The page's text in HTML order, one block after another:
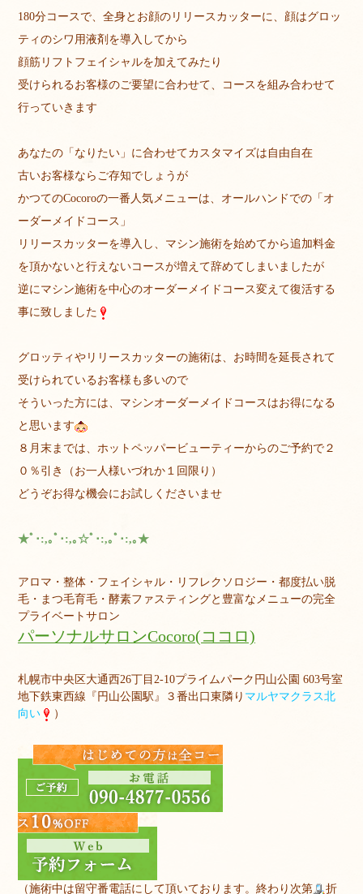
180分コースで、全身とお顔のリリースカッターに、顔はグロッ
ティのシワ用液剤を導入してから
顔筋リフトフェイシャルを加えてみたり
受けられるお客様のご要望に合わせて、コースを組み合わせて
行っていきます
あなたの「なりたい」に合わせてカスタマイズは自由自在
古いお客様ならご存知でしょうが
かつてのCocoroの一番人気メニューは、オールハンドでの「オ
ーダーメイドコース」
リリースカッターを導入し、マシン施術を始めてから追加料金
を頂かないと行えないコースが増えて辞めてしまいましたが
逆にマシン施術を中心のオーダーメイドコース変えて復活する
事に致しました
グロッティやリリースカッターの施術は、お時間を延長されて
受けられているお客様も多いので
そういった方には、マシンオーダーメイドコースはお得になる
と思います
８月末までは、ホットペッパービューティーからのご予約で２
０％引き（お一人様いづれか１回限り）
どうぞお得な機会にお試しくださいませ
★ﾟ･:,｡ﾟ･:,｡☆ﾟ･:,｡ﾟ･:,｡★
アロマ・整体・フェイシャル・リフレクソロジー・都度払い脱
毛・まつ毛育毛・酵素ファスティングと豊富なメニューの完全
プライベートサロン
パーソナルサロンCocoro(ココロ)
札幌市中央区大通西26丁目2-10プライムパーク円山公園 603号室
地下鉄東西線『円山公園駅』３番出口東隣り マルヤマクラス北
向い
）
（施術中は留守番電話にして頂いております。終わり次第
折